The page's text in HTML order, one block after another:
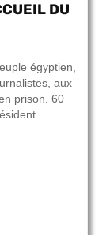
DU
égyptien,
aux
prison. 60